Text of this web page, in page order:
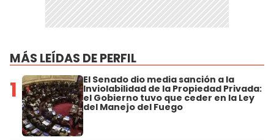
MÁS LEÍDAS DE PERFIL
1 El Senado dio media sanción a la
Inviolabilidad de la Propiedad Privada:
el Gobierno tuvo que ceder en la Ley
del Manejo del Fuego